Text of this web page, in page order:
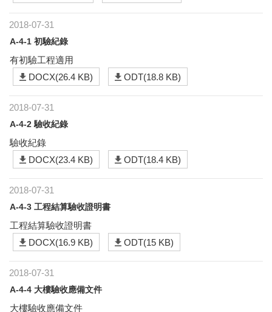
2018-07-31
A-4-1 初驗紀錄
有初驗工程適用
DOCX(26.4 KB)
ODT(18.8 KB)
2018-07-31
A-4-2 驗收紀錄
驗收紀錄
DOCX(23.4 KB)
ODT(18.4 KB)
2018-07-31
A-4-3 工程結算驗收證明書
工程結算驗收證明書
DOCX(16.9 KB)
ODT(15 KB)
2018-07-31
A-4-4 大樓驗收應備文件
大樓驗收應備文件